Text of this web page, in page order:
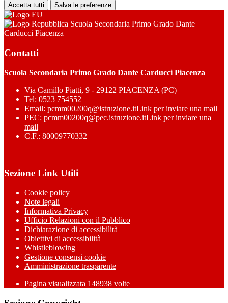
Accetta tutti Salva le preferenze
Scuola Secondaria Primo Grado Dante
Carducci Piacenza
Contatti
Scuola Secondaria Primo Grado Dante Carducci Piacenza
Via Camillo Piatti, 9 - 29122 PIACENZA (PC)
Tel: 0523 754552
Email: pcmm00200q@istruzione.itLink per inviare una mail
PEC: pcmm00200q@pec.istruzione.itLink per inviare una
mail
C.F.: 80009770332
Sezione Link Utili
Cookie policy
Note legali
Informativa Privacy
Ufficio Relazioni con il Pubblico
Dichiarazione di accessibilità
Obiettivi di accessibilità
Whistleblowing
Gestione consensi cookie
Amministrazione trasparente
Pagina visualizzata 148938 volte